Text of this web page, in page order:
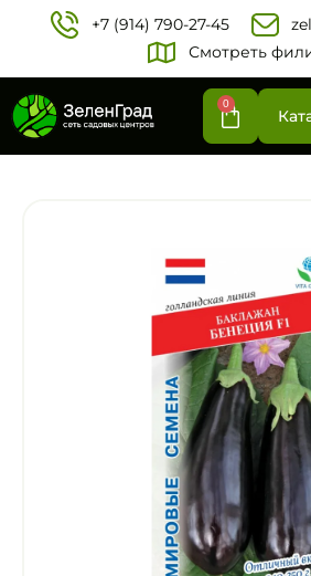
+7 (914) 790-27-45‬
Смотреть
0